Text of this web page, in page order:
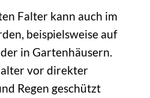
Falter kann auch im
beispielsweise auf
in Gartenhäusern.
vor direkter
Regen geschützt